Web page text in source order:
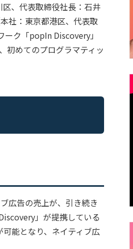
、代表取締役社長：石井
社：東京都港区、代表取
ク「popIn Discovery」
初めてのプログラマティッ
広告の売上が、引き続き
」が提携している
能となり、ネイティブ広